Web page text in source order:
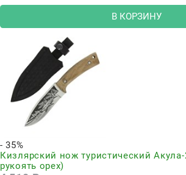
В КОРЗИНУ
- 35%
Кизлярский нож туристический Акула-
рукоять орех)